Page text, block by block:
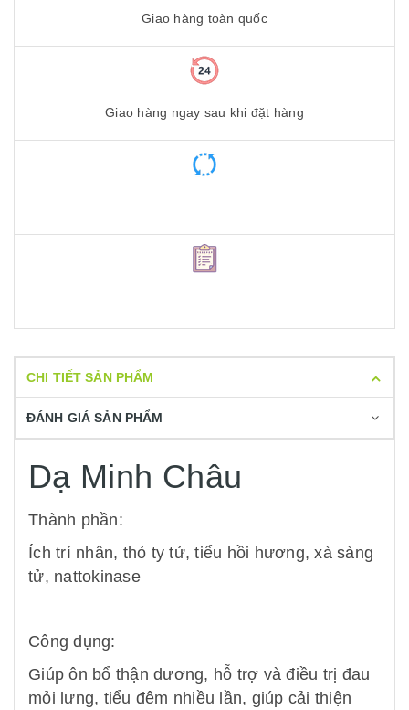
Giao hàng toàn quốc
Giao hàng ngay sau khi đặt hàng
CHI TIẾT SẢN PHẨM
ĐÁNH GIÁ SẢN PHẨM
Dạ Minh Châu
Thành phần:
Ích trí nhân, thỏ ty tử, tiểu hồi hương, xà sàng
tử, nattokinase
Công dụng:
Giúp ôn bổ thận dương, hỗ trợ và điều trị đau
mỏi lưng, tiểu đêm nhiều lần, giúp cải thiện